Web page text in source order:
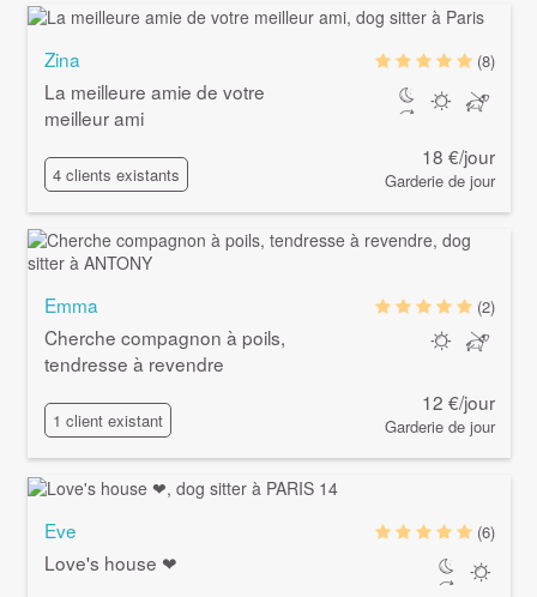
Zina
La meilleure amie de votre
meilleur ami
4 clients existants
(8)
18 €/jour
Garderie de jour
Emma
Cherche compagnon à poils,
tendresse à revendre
1 client existant
(2)
12 €/jour
Garderie de jour
Eve
Love's house ❤
(6)